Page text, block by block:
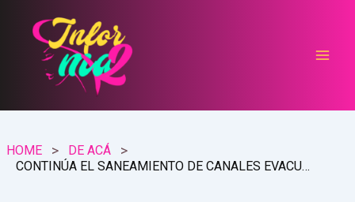
contenido
HOME
DE ACÁ
CONTINÚA EL SANEAMIENTO DE CANALES EVACUADORES EN LA CIUDAD